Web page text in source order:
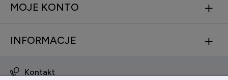
MOJE KONTO
INFORMACJE
Kontakt